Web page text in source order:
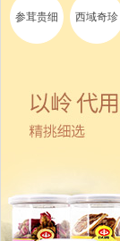
参茸贵细 西域奇珍